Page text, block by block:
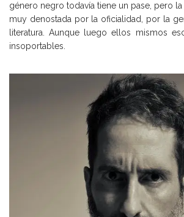
género negro todavía tiene un pase, pero
muy denostada por la oficialidad, por la
literatura. Aunque luego ellos mismos
insoportables.